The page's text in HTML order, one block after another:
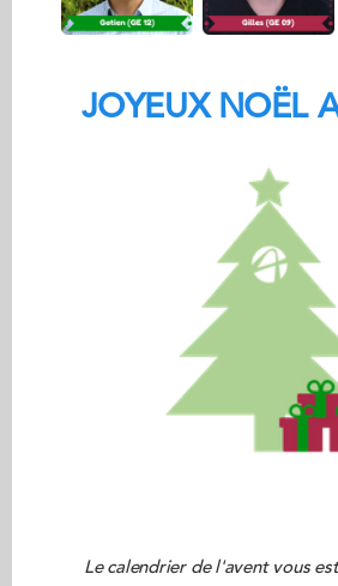
JOYEUX NOËL
Le calendrier de l'avent vous